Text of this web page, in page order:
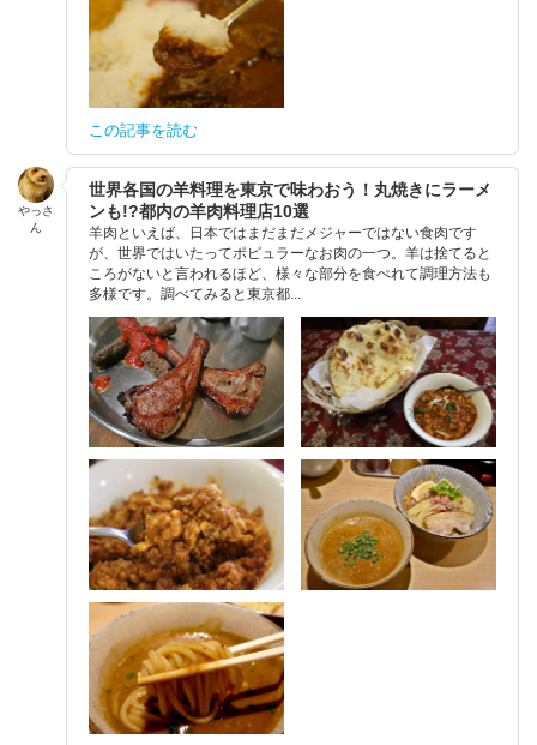
この記事を読む
やっさ
ん
世界各国の羊料理を東京で味わおう！丸焼きにラーメ
ンも!?都内の羊肉料理店10選
羊肉といえば、日本ではまだまだメジャーではない食肉です
が、世界ではいたってポピュラーなお肉の一つ。羊は捨てると
ころがないと言われるほど、様々な部分を食べれて調理方法も
多様です。調べてみると東京都...